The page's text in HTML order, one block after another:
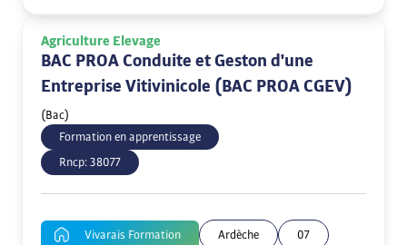
Agriculture Elevage
BAC PROA Conduite et Geston d'une
Entreprise Vitivinicole (BAC PROA CGEV)
(Bac)
Formation en apprentissage
Rncp: 38077
Vivarais Formation Ardèche 07